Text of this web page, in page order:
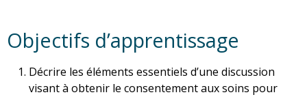
Objectifs d’apprentissage
Décrire les éléments essentiels d’une discussion
visant à obtenir le consentement aux soins pour